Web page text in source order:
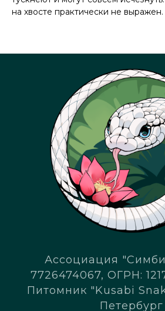
на хвосте практически не выражен.
Ассоциация
7726474067, ОГРН:
Питомник "Kusabi
Петербург